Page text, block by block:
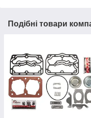
Подібні товари